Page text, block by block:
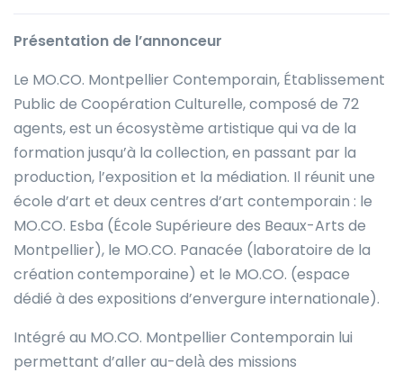
Présentation de l’annonceur
Le MO.CO. Montpellier Contemporain, Établissement
Public de Coopération Culturelle, composé de 72
agents, est un écosystème artistique qui va de la
formation jusqu’à la collection, en passant par la
production, l’exposition et la médiation. Il réunit une
école d’art et deux centres d’art contemporain : le
MO.CO. Esba (École Supérieure des Beaux-Arts de
Montpellier), le MO.CO. Panacée (laboratoire de la
création contemporaine) et le MO.CO. (espace
dédié à des expositions d’envergure internationale).
Intégré au MO.CO. Montpellier Contemporain lui
permettant d’aller au-delà̀ des missions